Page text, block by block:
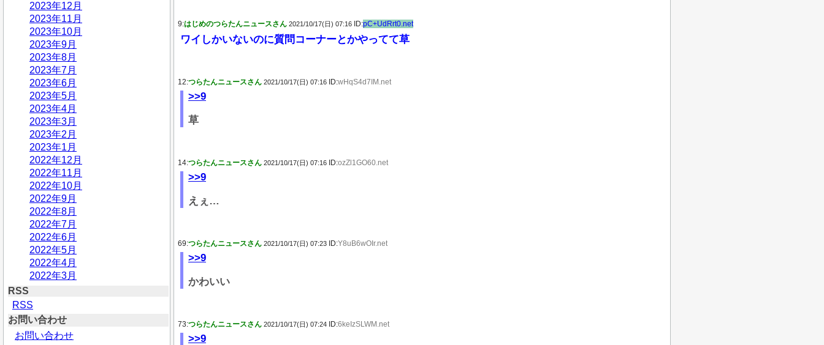
2023年12月
2023年11月
2023年10月
2023年9月
2023年8月
2023年7月
2023年6月
2023年5月
2023年4月
2023年3月
2023年2月
2023年1月
2022年12月
2022年11月
2022年10月
2022年9月
2022年8月
2022年7月
2022年6月
2022年5月
2022年4月
2022年3月
RSS
RSS
お問い合わせ
お問い合わせ
9:はじめのつらたんニュースさん 2021/10/17(日) 07:16 ID:pC+UdRrt0.net
ワイしかいないのに質問コーナーとかやってて草
12:つらたんニュースさん 2021/10/17(日) 07:16 ID:wHqS4d7IM.net
>>9
草
14:つらたんニュースさん 2021/10/17(日) 07:16 ID:ozZl1GO60.net
>>9
えぇ…
69:つらたんニュースさん 2021/10/17(日) 07:23 ID:Y8uB6wOIr.net
>>9
かわいい
73:つらたんニュースさん 2021/10/17(日) 07:24 ID:6keIzSLWM.net
>>9